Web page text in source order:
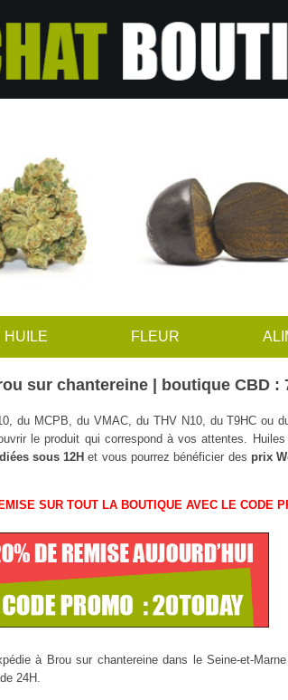
HUILE FLEUR
sur chantereine | boutique CBD :
du MCPB, du VMAC, du THV N10, du T9HC ou
le produit qui correspond à vos attentes.
sous 12H et vous pourrez bénéficier des prix
SUR TOUT LA BOUTIQUE AVEC LE CODE
à Brou sur chantereine dans le Seine-et-
24H.